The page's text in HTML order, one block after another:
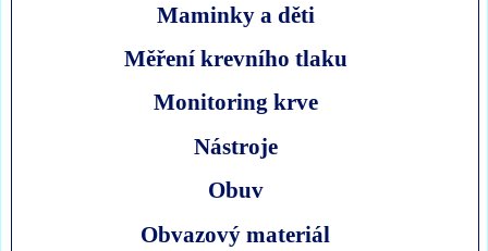
Maminky a děti
Měření krevního tlaku
Monitoring krve
Nástroje
Obuv
Obvazový materiál